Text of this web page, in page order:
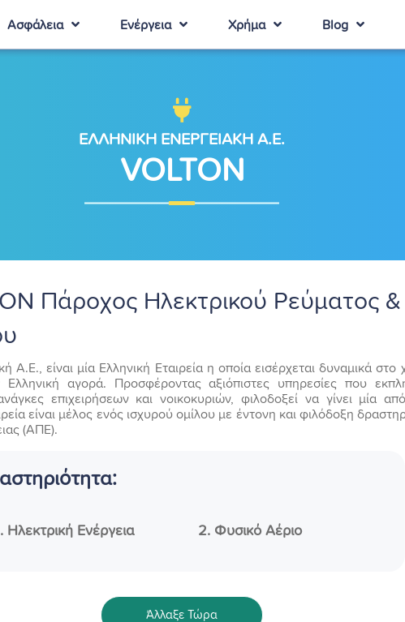
Ασφάλεια Ενέργεια Χρήμα Blog
ΕΛΛΗΝΙΚΗ ΕΝΕΡΓΕΙΑΚΗ Α.Ε.
VOLTON
Πάροχος Ηλεκτρικού Ρεύματος
Α.Ε., είναι μία Ελληνική Εταιρεία η οποία εισέρχεται δυναμικά
Ελληνική αγορά. Προσφέροντας αξιόπιστες υπηρεσίες που
επιχειρήσεων και νοικοκυριών, φιλοδοξεί να γίνει μία
είναι μέλος ενός ισχυρού ομίλου με έντονη και φιλόδοξη
(ΑΠΕ).
Ηλεκτρική Ενέργεια Φυσικό Αέριο
Άλλαξε Τώρα